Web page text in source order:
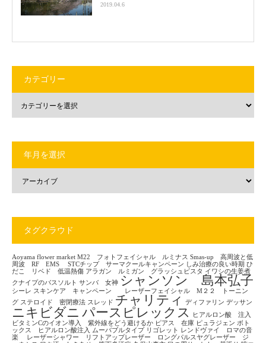
2019.04.6
カテゴリー
年月を選択
タグクラウド
Aoyama flower market M22 フォトフェイシャル ルミナス Smas-up 高周波と低
周波 RF EMS
STCチップ サーマクールキャンペーン しみ治療の良い時期 ひ
だこ リベド 低温熱傷 アラガン ルミガン グラッシュビスタ イワシの生姜煮
クナイプのバスソルト サンバ 女神 シャンソン 島本弘子
シーレ スキンケア キャンペーン レーザーフェイシャル M２２ トーニン
グ ステロイド 密閉療法 スレッド チャリティ ディファリン デッサン
ニキビダニ パースピレックス
ヒアルロン酸 注入
ビタミンCのイオン導入 紫外線をどう避けるか ピアス 在庫 ピュラジェン ボト
ックス ヒアルロン酸注入
ムーバブルタイプ リゴレット レンドヴァイ ロマの音
楽
レーザーシャワー リフトアップレーザー ロングパルスヤグレーザー ジ